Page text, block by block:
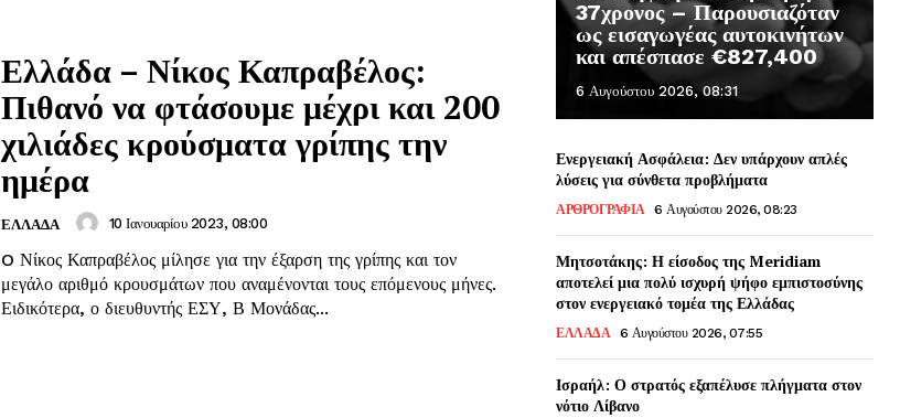
Ελλάδα – Νίκος Καπραβέλος:
Πιθανό να φτάσουμε μέχρι και 200
χιλιάδες κρούσματα γρίπης την
ημέρα
ΕΛΛΑΔΑ 10 Ιανουαρίου 2023, 08:00
O Νίκος Καπραβέλος μίλησε για την έξαρση της γρίπης και τον
μεγάλο αριθμό κρουσμάτων που αναμένονται τους επόμενους μήνες.
Ειδικότερα, ο διευθυντής ΕΣΥ, Β Μονάδας...
37χρονος – Παρουσιαζόταν
ως εισαγωγέας αυτοκινήτων
και απέσπασε €827,400
6 Αυγούστου 2026, 08:31
Ενεργειακή Ασφάλεια: Δεν υπάρχουν απλές
λύσεις για σύνθετα προβλήματα
ΑΡΘΡΟΓΡΑΦΙΑ 6 Αυγούστου 2026, 08:23
Μητσοτάκης: Η είσοδος της Meridiam
αποτελεί μια πολύ ισχυρή ψήφο εμπιστοσύνης
στον ενεργειακό τομέα της Ελλάδας
ΕΛΛΑΔΑ 6 Αυγούστου 2026, 07:55
Ισραήλ: Ο στρατός εξαπέλυσε πλήγματα στον
νότιο Λίβανο